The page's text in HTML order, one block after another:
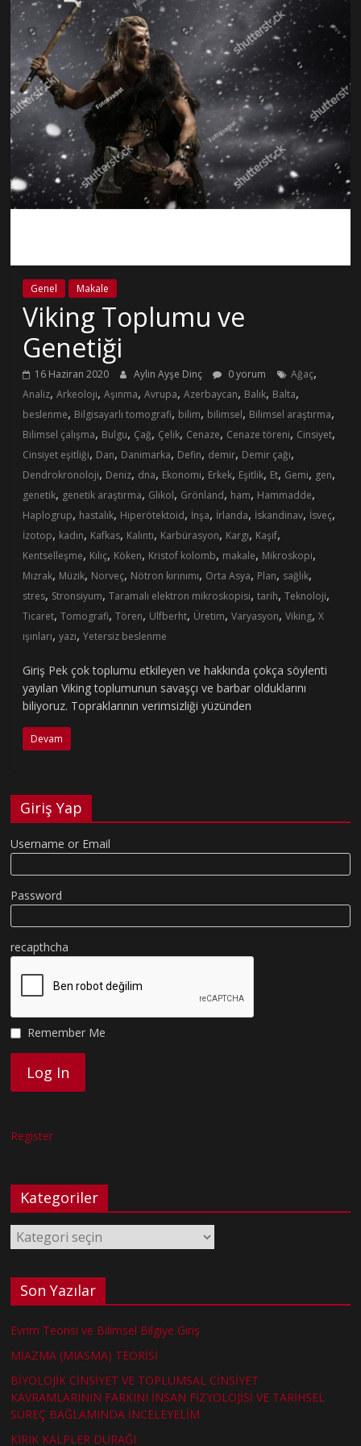
Genel Makale
Viking Toplumu ve
Genetiği
16 Haziran 2020 Aylin Ayşe Dinç 0 yorum Ağaç,
Analiz,Arkeoloji,Aşınma,Avrupa,Azerbaycan, Balık, Balta,
beslenme, Bilgisayarlı tomografi, bilim, bilimsel, Bilimsel araştırma,
Bilimsel çalışma, Bulgu, Çağ, Çelik, Cenaze, Cenaze töreni, Cinsiyet,
Cinsiyet eşitliği, Dan, Danimarka, Defin, demir, Demir çağı,
Dendrokronoloji, Deniz, dna, Ekonomi, Erkek, Eşitlik, Et, Gemi, gen,
genetik, genetik araştırma, Glikol, Grönland, ham, Hammadde,
Haplogrup, hastalık, Hiperötektoid, İnşa, İrlanda, İskandinav, İsveç,
İzotop, kadın, Kafkas, Kalıntı, Karbürasyon, Kargı, Kaşif,
Kentselleşme, Kılıç, Köken, Kristof kolomb, makale, Mikroskopi,
Mızrak, Müzik, Norveç, Nötron kırınımı, Orta Asya, Plan, sağlık,
stres, Stronsiyum,Taramalı elektron mikroskopisi,tarih,Teknoloji,
Ticaret,Tomografi,Tören, Ulfberht, Üretim,Varyasyon,Viking,X
ışınları,yazı,Yetersiz beslenme
Giriş Pek çok toplumu etkileyen ve hakkında çokça söylenti
yayılan Viking toplumunun savaşçı ve barbar olduklarını
biliyoruz. Topraklarının verimsizliği yüzünden
Devam
Giriş Yap
Username or Email
Password
recapthcha
Remember Me
Register
Kategoriler
Kategoriler
Son Yazılar
Evrim Teorisi ve Bilimsel Bilgiye Giriş
MİAZMA (MIASMA) TEORİSİ
BİYOLOJİK CİNSİYET VE TOPLUMSAL CİNSİYET
KAVRAMLARININ FARKINI İNSAN FİZYOLOJİSİ VE TARİHSEL
SÜREÇ BAĞLAMINDA İNCELEYELİM
KIRIK KALPLER DURAĞI